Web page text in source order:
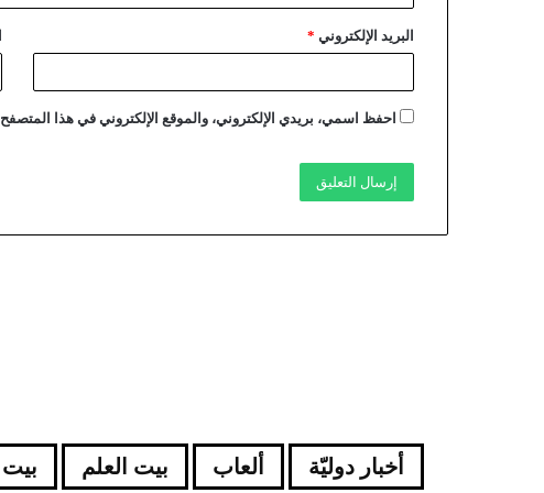
البريد الإلكتروني *
احفظ اسمي، بريدي الإلكتروني، والموقع الإلكتروني في هذا
أخبار دوليّة ألعاب بيت العلم بيت